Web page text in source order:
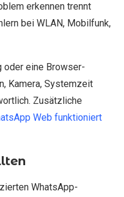
erkennen trennt
bei WLAN, Mobilfunk,
oder eine Browser-
Kamera, Systemzeit
Zusätzliche
Web funktioniert
WhatsApp-